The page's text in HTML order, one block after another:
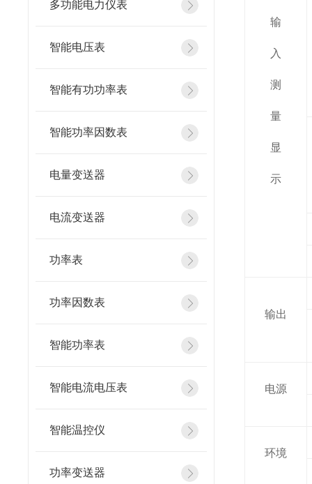
多功能电力仪表
智能电压表
智能有功功率表
智能功率因数表
电量变送器
电流变送器
功率表
功率因数表
智能功率表
智能电流电压表
智能温控仪
功率变送器
输
入
测
量
显
示
输出
电源
环境